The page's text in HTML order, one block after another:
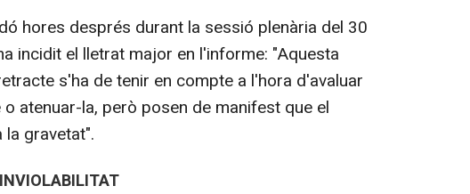
hores després durant la sessió plenària del 30
incidit el lletrat major en l'informe: "Aquesta
s'ha de tenir en compte a l'hora d'avaluar
atenuar-la, però posen de manifest que el
gravetat".